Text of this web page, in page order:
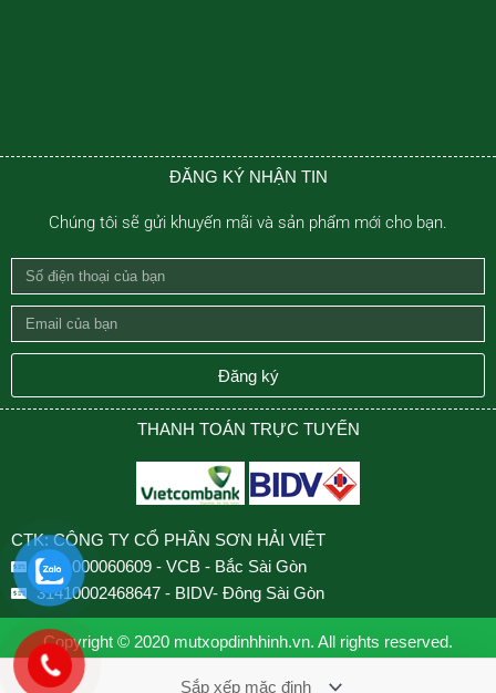
ĐĂNG KÝ NHẬN TIN
Chúng tôi sẽ gửi khuyến mãi và sản phẩm mới cho bạn.
Số
điện
thoại
của
Email
của
Đăng ký
THANH TOÁN TRỰC TUYẾN
CTK: CÔNG TY CỔ PHẦN SƠN HẢI VIỆT
0501000060609 - VCB - Bắc Sài Gòn
31410002468647 - BIDV- Đông Sài Gòn
Copyright © 2020 mutxopdinhhinh.vn. All rights reserved.